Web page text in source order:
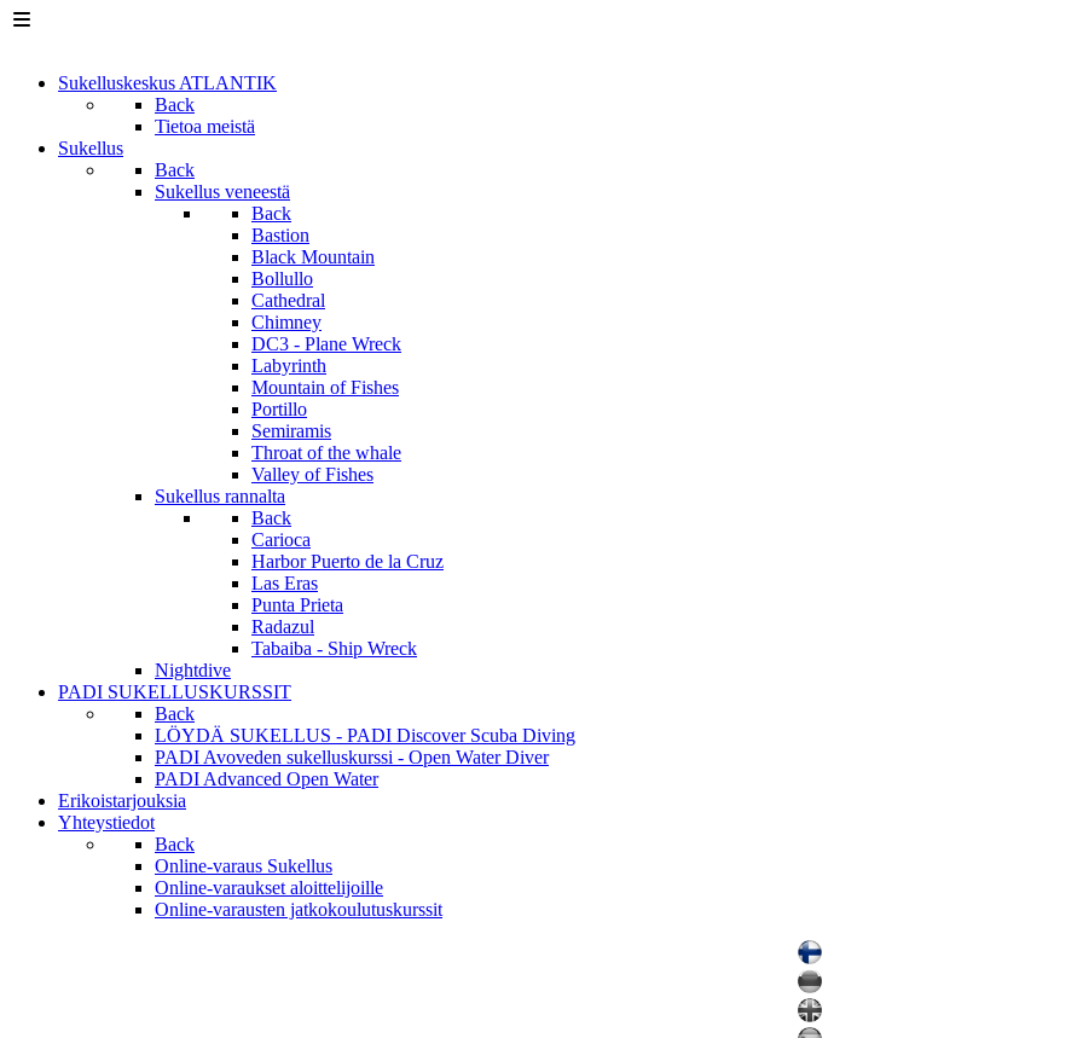
Sukelluskeskus ATLANTIK
Back
Tietoa meistä
Sukellus
Back
Sukellus veneestä
Back
Bastion
Black Mountain
Bollullo
Cathedral
Chimney
DC3 - Plane Wreck
Labyrinth
Mountain of Fishes
Portillo
Semiramis
Throat of the whale
Valley of Fishes
Sukellus rannalta
Back
Carioca
Harbor Puerto de la Cruz
Las Eras
Punta Prieta
Radazul
Tabaiba - Ship Wreck
Nightdive
PADI SUKELLUSKURSSIT
Back
LÖYDÄ SUKELLUS - PADI Discover Scuba Diving
PADI Avoveden sukelluskurssi - Open Water Diver
PADI Advanced Open Water
Erikoistarjouksia
Yhteystiedot
Back
Online-varaus Sukellus
Online-varaukset aloittelijoille
Online-varausten jatkokoulutuskurssit